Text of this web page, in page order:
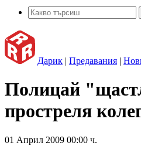
Дарик | Предавания |
Полицай
простреля
01 Април 2009 00:00 ч.